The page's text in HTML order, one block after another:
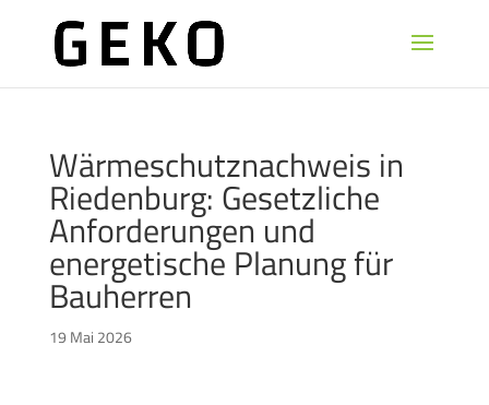
Wärmeschutznachweis in
Riedenburg: Gesetzliche
Anforderungen und
energetische Planung für
Bauherren
19 Mai 2026